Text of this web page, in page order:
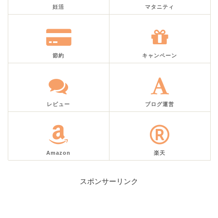
妊活 マタニティ
節約 キャンペーン
レビュー ブログ運営
Amazon 楽天
スポンサーリンク